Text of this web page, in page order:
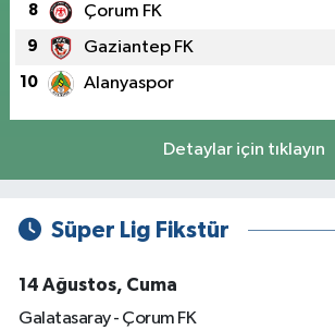
8 Çorum FK
9 Gaziantep FK
10 Alanyaspor
Detaylar için tıklayın
Süper Lig Fikstür
14 Ağustos, Cuma
Galatasaray - Çorum FK